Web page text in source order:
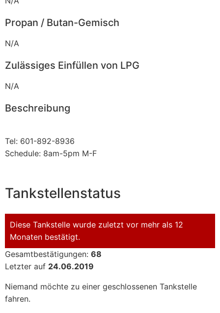
Propan / Butan-Gemisch
N/A
Zulässiges Einfüllen von LPG
N/A
Beschreibung
Tel: 601-892-8936
Schedule: 8am-5pm M-F
Tankstellenstatus
Diese Tankstelle wurde zuletzt vor mehr als 12
Monaten bestätigt.
Gesamtbestätigungen: 68
Letzter auf 24.06.2019
Niemand möchte zu einer geschlossenen Tankstelle
fahren.